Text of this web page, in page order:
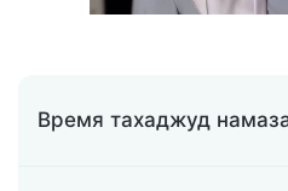
Время тахаджуд